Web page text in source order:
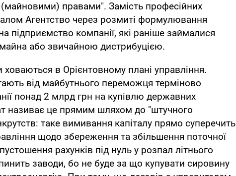
правами". Замість професійних
Агентство через розмиті формулювання
підприємство компанії, які раніше займалися
або звичайною дистрибуцією.
ховаються в Орієнтовному плані управління.
від майбутнього переможця терміново
понад 2 млрд грн на купівлю державних
називає це прямим шляхом до "штучного
таке вимивання капіталу прямо суперечить
щодо збереження та збільшення поточної
рахунків під нуль у розпал літнього
заводи, бо не буде за що купувати сировину